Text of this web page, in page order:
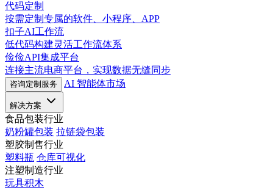
代码定制
按需定制专属的软件、小程序、APP
扣子AI工作流
低代码构建灵活工作流体系
俭俭API集成平台
连接主流电商平台，实现数据无缝同步
咨询定制服务 AI 智能体市场
解决方案
食品包装行业
奶粉罐包装 拉链袋包装
塑胶制售行业
塑料瓶 仓库可视化
注塑制造行业
玩具积木